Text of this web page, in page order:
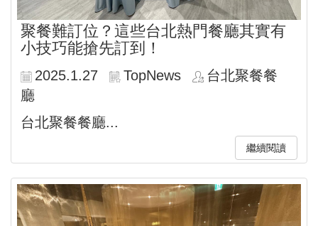
聚餐難訂位？這些台北熱門餐廳其實有
小技巧能搶先訂到！
2025.1.27 TopNews
台北聚餐餐
廳
台北聚餐餐廳...
繼續閱讀